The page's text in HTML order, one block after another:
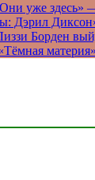
уже здесь»
Дэрил
Борден